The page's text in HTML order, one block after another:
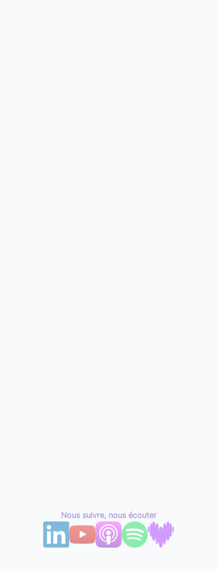
Nous suivre, nous écouter